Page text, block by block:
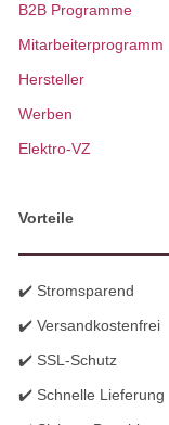
B2B Programme
Mitarbeiterprogramm
Hersteller
Werben
Elektro-VZ
Vorteile
✔️ Stromsparend
✔️ Versandkostenfrei
✔️ SSL-Schutz
✔️ Schnelle Lieferung